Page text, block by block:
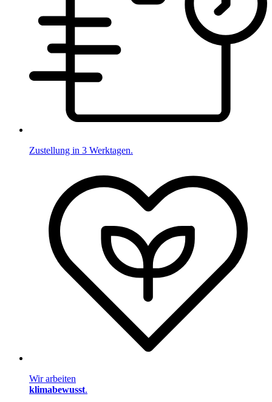
Zustellung in 3 Werktagen.
Wir arbeiten
klimabewusst.